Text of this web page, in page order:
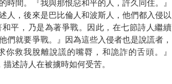
時間。『我與那恨惡和平的人，許久同住。』
人，後來是巴比倫人和波斯人，他們都入侵以
平，乃是為著爭戰。因此，在七節詩人繼續
們就要爭戰。』因為這些入侵者也是說謊者，
你救我脫離說謊的嘴脣，和詭詐的舌頭。』
述詩人在被擄時如何受苦。